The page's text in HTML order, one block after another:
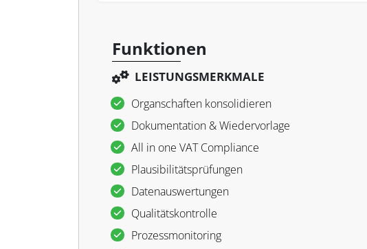
Funktionen
LEISTUNGSMERKMALE
Organschaften konsolidieren
Dokumentation & Wiedervorlage
All in one VAT Compliance
Plausibilitätsprüfungen
Datenauswertungen
Qualitätskontrolle
Prozessmonitoring